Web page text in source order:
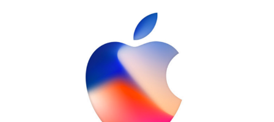
Altrecose